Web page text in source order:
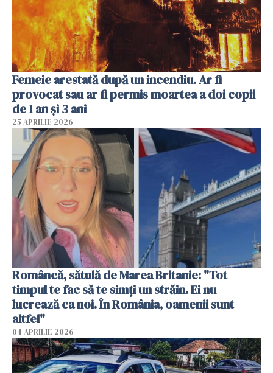
Femeie arestată după un incendiu. Ar fi
provocat sau ar fi permis moartea a doi copii
de 1 an și 3 ani
25 APRILIE 2026
Româncă, sătulă de Marea Britanie: "Tot
timpul te fac să te simți un străin. Ei nu
lucrează ca noi. În România, oamenii sunt
altfel"
04 APRILIE 2026